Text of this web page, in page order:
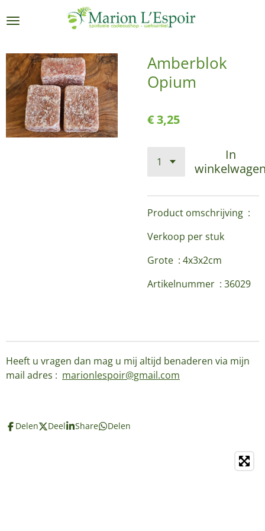
direct
de
hoofdinhoud
Amberblok
Opium
€ 3,25
In
Product omschrijving :
Verkoop per stuk
Grote : 4x3x2cm
Artikelnummer : 36029
Heeft u vragen dan mag u mij altijd benaderen via mijn
mail adres : marionlespoir@gmail.com
Delen Deel Share Delen